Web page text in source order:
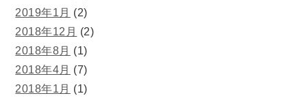
2019年1月 (2)
2018年12月 (2)
2018年8月 (1)
2018年4月 (7)
2018年1月 (1)